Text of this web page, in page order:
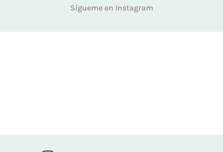
Sígueme en Instagram